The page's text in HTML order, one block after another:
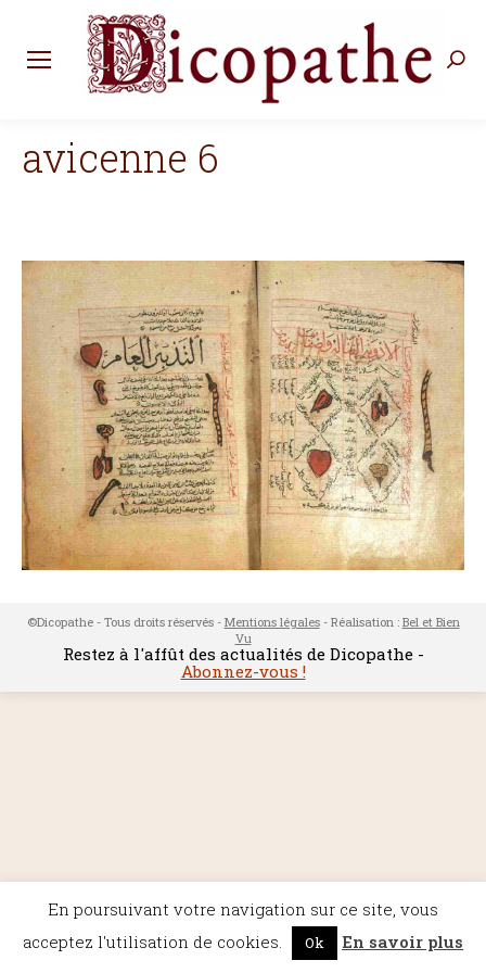
avicenne 6
©Dicopathe - Tous droits réservés - Mentions légales- Réalisation : Bel et Bien
Vu
Restez à l'affût des actualités de Dicopathe -
Abonnez-vous !
En poursuivant votre navigation sur ce site, vous
acceptez l'utilisation de cookies.
Ok En savoir plus